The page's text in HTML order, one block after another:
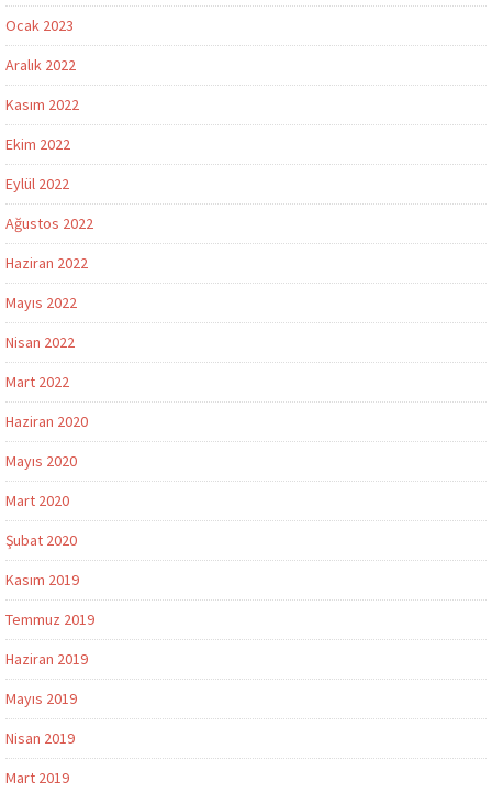
Ocak 2023
Aralık 2022
Kasım 2022
Ekim 2022
Eylül 2022
Ağustos 2022
Haziran 2022
Mayıs 2022
Nisan 2022
Mart 2022
Haziran 2020
Mayıs 2020
Mart 2020
Şubat 2020
Kasım 2019
Temmuz 2019
Haziran 2019
Mayıs 2019
Nisan 2019
Mart 2019